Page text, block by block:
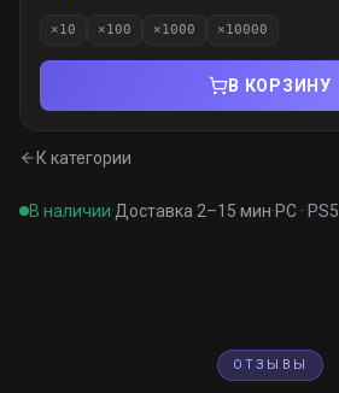
×10 ×100 ×1000 ×10000
В КОРЗИНУ
К категории
В наличии·Доставка 2–15 мин·PC ·
ОТЗЫВЫ